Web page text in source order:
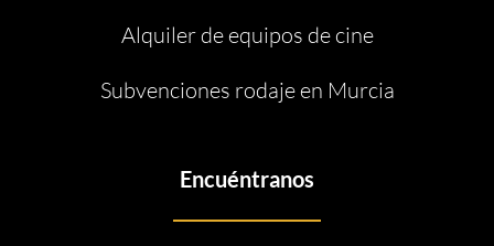
Alquiler de equipos de cine
Subvenciones rodaje en Murcia
Encuéntranos